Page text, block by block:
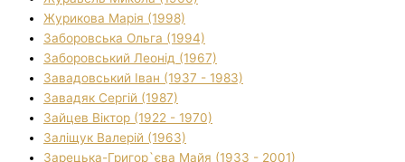
Журикова Марія (1998)
Заборовська Ольга (1994)
Заборовський Леонід (1967)
Завадовський Іван (1937 - 1983)
Завадяк Сергій (1987)
Зайцев Віктор (1922 - 1970)
Заліщук Валерій (1963)
Зарецька-Григор`єва Майя (1933 - 2001)